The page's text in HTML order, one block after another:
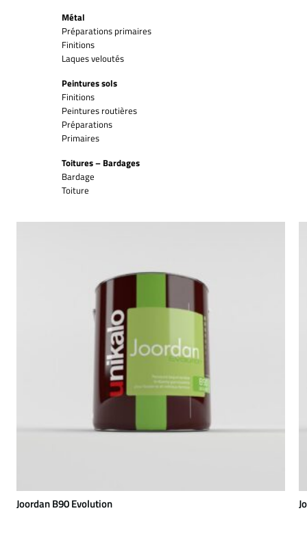
Métal
Préparations primaires
Finitions
Laques veloutés
Peintures sols
Finitions
Peintures routières
Préparations
Primaires
Toitures – Bardages
Bardage
Toiture
Joordan B90 Evolution